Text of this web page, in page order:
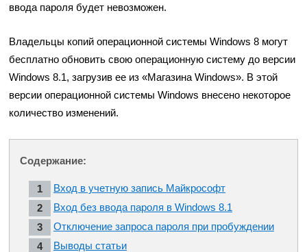
ввода пароля будет невозможен.
Владельцы копий операционной системы Windows 8 могут
бесплатно обновить свою операционную систему до версии
Windows 8.1, загрузив ее из «Магазина Windows». В этой
версии операционной системы Windows внесено некоторое
количество изменений.
Содержание:
Вход в учетную запись Майкрософт
Вход без ввода пароля в Windows 8.1
Отключение запроса пароля при пробуждении
Выводы статьи